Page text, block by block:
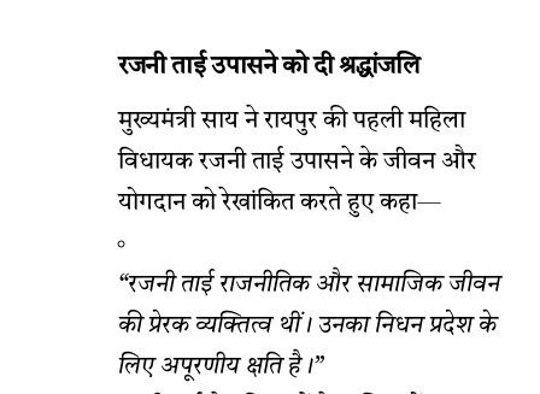
रजनी ताई उपासने को दी श्रद्धांजलि
मुख्यमंत्री साय ने रायपुर की पहली महिला
विधायक रजनी ताई उपासने के जीवन और
योगदान को रेखांकित करते हुए कहा—
“रजनी ताई राजनीतिक और सामाजिक जीवन
की प्रेरक व्यक्तित्व थीं। उनका निधन प्रदेश के
लिए अपूरणीय क्षति है।”